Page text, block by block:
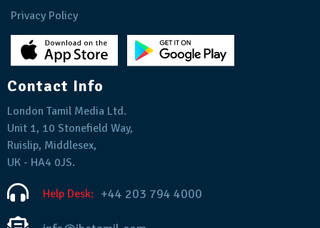
Privacy Policy
Contact Info
London Tamil Media Ltd.
Unit 1, 10 Stonefield Way,
Ruislip, Middlesex,
UK - HA4 0JS.
Help Desk: +44 203 794 4000